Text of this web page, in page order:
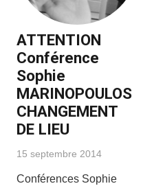
ATTENTION
Conférence
Sophie
MARINOPOULOS
CHANGEMENT
DE LIEU
15 septembre 2014
Conférences Sophie